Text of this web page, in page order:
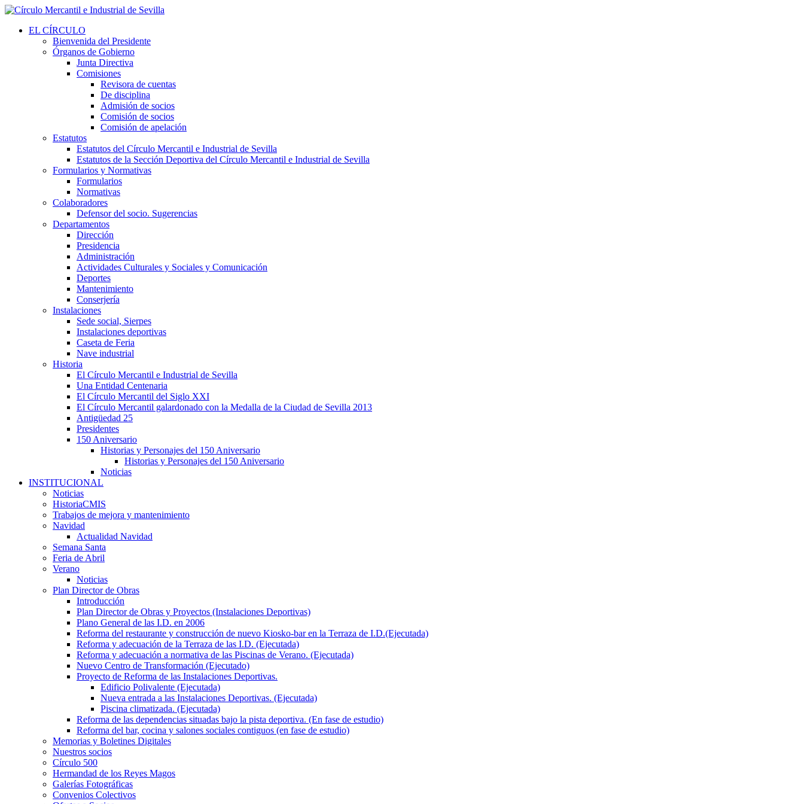
EL CÍRCULO
Bienvenida del Presidente
Órganos de Gobierno
Junta Directiva
Comisiones
Revisora de cuentas
De disciplina
Admisión de socios
Comisión de socios
Comisión de apelación
Estatutos
Estatutos del Círculo Mercantil e Industrial de Sevilla
Estatutos de la Sección Deportiva del Círculo Mercantil e Industrial de Sevilla
Formularios y Normativas
Formularios
Normativas
Colaboradores
Defensor del socio. Sugerencias
Departamentos
Dirección
Presidencia
Administración
Actividades Culturales y Sociales y Comunicación
Deportes
Mantenimiento
Conserjería
Instalaciones
Sede social, Sierpes
Instalaciones deportivas
Caseta de Feria
Nave industrial
Historia
El Círculo Mercantil e Industrial de Sevilla
Una Entidad Centenaria
El Círculo Mercantil del Siglo XXI
El Círculo Mercantil galardonado con la Medalla de la Ciudad de Sevilla 2013
Antigüedad 25
Presidentes
150 Aniversario
Historias y Personajes del 150 Aniversario
Historias y Personajes del 150 Aniversario
Noticias
INSTITUCIONAL
Noticias
HistoriaCMIS
Trabajos de mejora y mantenimiento
Navidad
Actualidad Navidad
Semana Santa
Feria de Abril
Verano
Noticias
Plan Director de Obras
Introducción
Plan Director de Obras y Proyectos (Instalaciones Deportivas)
Plano General de las I.D. en 2006
Reforma del restaurante y construcción de nuevo Kiosko-bar en la Terraza de I.D.(Ejecutada)
Reforma y adecuación de la Terraza de las I.D. (Ejecutada)
Reforma y adecuación a normativa de las Piscinas de Verano. (Ejecutada)
Nuevo Centro de Transformación (Ejecutado)
Proyecto de Reforma de las Instalaciones Deportivas.
Edificio Polivalente (Ejecutada)
Nueva entrada a las Instalaciones Deportivas. (Ejecutada)
Piscina climatizada. (Ejecutada)
Reforma de las dependencias situadas bajo la pista deportiva. (En fase de estudio)
Reforma del bar, cocina y salones sociales contiguos (en fase de estudio)
Memorias y Boletines Digitales
Nuestros socios
Círculo 500
Hermandad de los Reyes Magos
Galerías Fotográficas
Convenios Colectivos